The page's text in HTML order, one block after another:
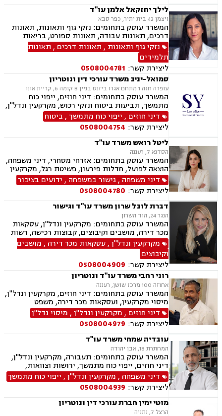
לילך יחזקאל אלמן עו"ד
ויצמן 42 בית יתיר, כפר סבא
המשרד עוסק בתחומים: נזקי גוף ותאונות, תאונות
דרכים, תאונות עבודה, תאונות ספורט, בריאות
הנפש, אובדן כושר עבודה, תאונות תלמידים, תאונות
עקב רשלנות, ביטוח לאומי, ייפוי כוח מתמשך,
ירושות וצוואת
נזקי גוף ותאונות , תאונות דרכים , תאונות
תלמידים
ליצירת קשר: 0508004781
סמואל-יניב משרד עורכי דין ונוטריון
עופרה חזה 1 מתחם אגרו ביזנס בניין B קומה 6, קריית אונו
המשרד עוסק בתחומים: דיני חוזים, ייפוי כוח
מתמשך, תביעות ביטוח ונזקי רכוש, מקרקעין ונדל"ן,
תמ"א 38, לשון הרע, ירושות וצוואות, מושבים
וקיבוצים, קבוצות רכישה, ליקוי בניה, פינוי בינוי,
פינוי מושכר, עסקאות מכר דירה, מגרשים לבניה,
נחלות ומשקים במושבים, רשות מקרקעי ישראל,
העברה בין דורית, בן ממשיך, נזקי גוף ותאונות,
תאונות דרכים, תאונות עבודה, תאונות תלמידים,
אובדן כושר עבודה, תאונות עקב רשלנות.
דיני חוזים , ייפוי כוח מתמשך, ביטוח
ליצירת קשר: 0508004754
ליטל רואש משרד עו"ד
הסדנא 7, רעננה
המשרד עוסק בתחומים: אזרחי מסחרי, דיני משפחה,
הוצאה לפועל, חדלות פירעון, פשיטת רגל, מקרקעין
ונדל"ן, ייפוי כוח מתמשך, צבא ומשרד הביטחון,
ביטוח לאומי.
דיני משפחה ,גישור במשפחה , ידועים בציבור
ליצירת קשר: 0508004780
דברת לובל שרון משרד עו"ד וגישור
הנגר 24, הוד השרון
המשרד עוסק בתחומים: מקרקעין ונדל"ן, עסקאות
מכר דירה, מושבים וקיבוצים, קבוצות רכישה, רשות
מקרקעי ישראל, בתים משותפים, מיסוי נדלן, ייפוי
כוח מתמשך, ירושות וצוואות, גישור, הסכמי ממון,
העברה בין דורית.
מקרקעין ונדל"ן,עסקאות מכר דירה , מושבים
וקיבוצים
ליצירת קשר: 0508004909
רוני רחבי משרד עו"ד ונוטריון
אחוזה 100 מרכז שושן, רעננה
המשרד עוסק בתחומים: דיני חוזים, מקרקעין ונדל"ן,
מיסוי מקרקעין, ועסקאות מכר דירה, משפט
אזרחי-מסחרי, ייפוי כוח מתמשך, ירושות וצוואות,
דיני עבודה, דיני משפחה, הסכמי ממון, נזקי גוף
ותאונות, נוטריון.
דיני חוזים , מקרקעין ונדל"ן, מיסוי נדל"ן
ליצירת קשר: 0508004979
עובדיה שמחי משרד עו"ד
המחתרת 18, אבן יהודה
המשרד עוסק בתחומים: תעבורה, מקרקעין ונדל"ן,
דיני חוזים, ייפוי כוח מתמשך, ירושות וצוואות,
הסכמי ממון, אלימות במשפחה, מחיקת רישום פלילי
דיני משפחה , מקרקעין ונדל"ן, ייפוי כוח מתמשך
ליצירת קשר: 0508004939
מוטי ימין חברת עורכי דין ונוטריון
הרצל 7, נתניה